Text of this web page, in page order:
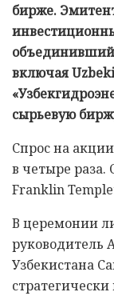
бирже.
включая
сырьевую
Спрос на
в четыре раза.
Franklin
В церемонии
руководитель
Узбекистана